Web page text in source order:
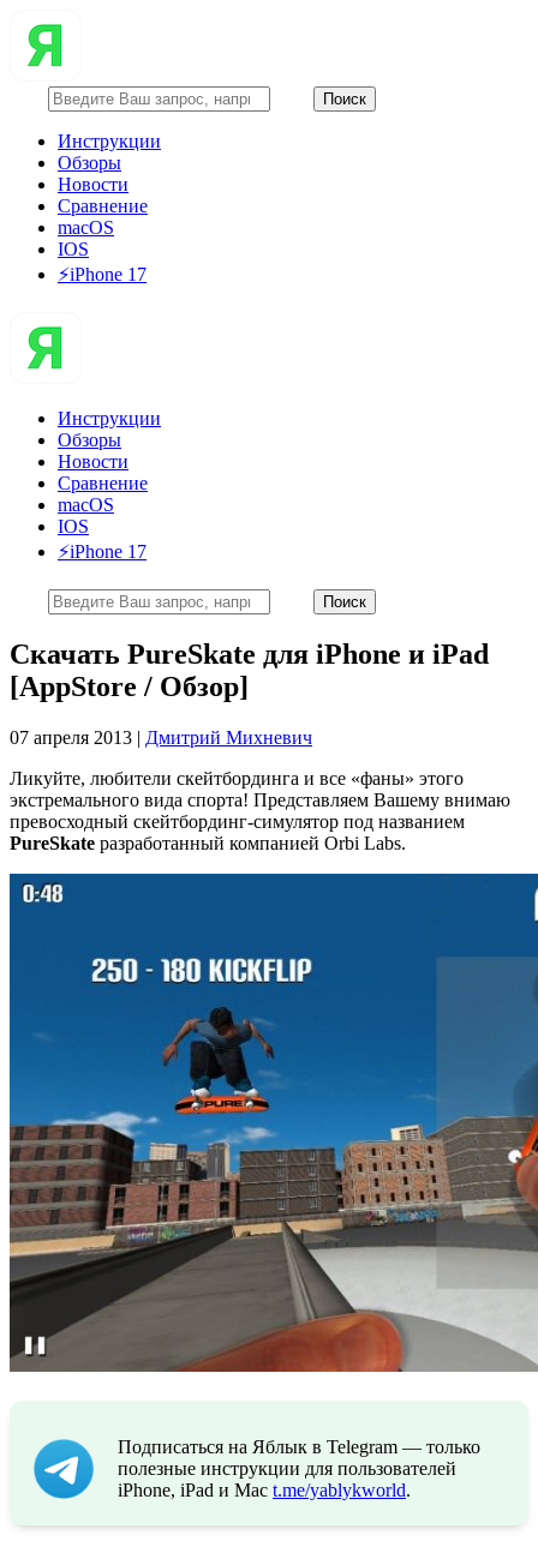
Инструкции
Обзоры
Новости
Сравнение
macOS
IOS
⚡️iPhone 17
Инструкции
Обзоры
Новости
Сравнение
macOS
IOS
⚡️iPhone 17
Скачать PureSkate для iPhone и iPad
[AppStore / Обзор]
07 апреля 2013 | Дмитрий Михневич
Ликуйте, любители скейтбординга и все «фаны» этого
экстремального вида спорта! Представляем Вашему внимаю
превосходный скейтбординг-симулятор под названием
PureSkate разработанный компанией Orbi Labs.
Подписаться на Яблык в Telegram — только
полезные инструкции для пользователей
iPhone, iPad и Mac t.me/yablykworld.